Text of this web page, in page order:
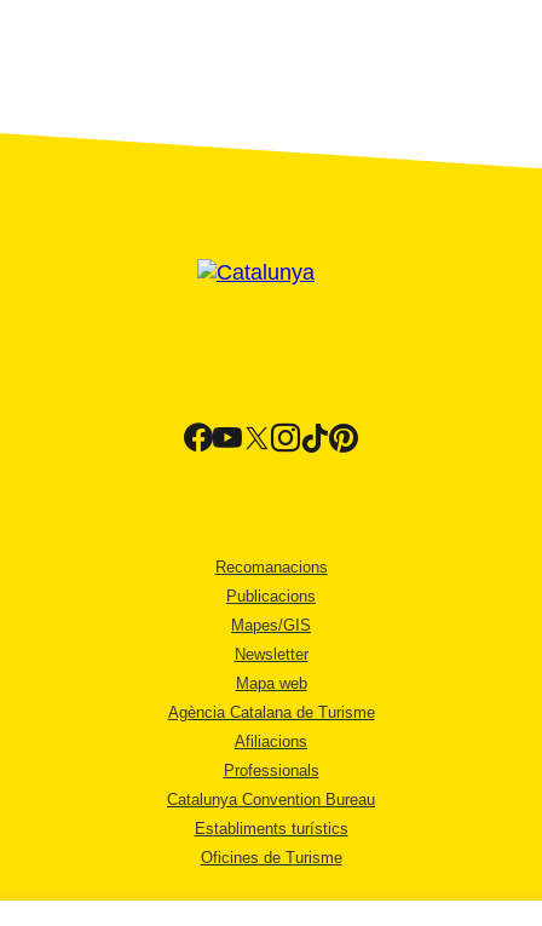
Recomanacions
Publicacions
Mapes/GIS
Newsletter
Mapa web
Agència Catalana de Turisme
Afiliacions
Professionals
Catalunya Convention Bureau
Establiments turístics
Oficines de Turisme